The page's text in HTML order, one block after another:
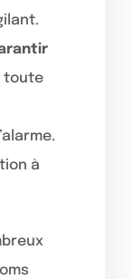
toute
à